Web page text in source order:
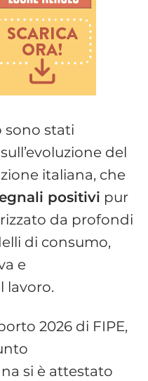
sono stati
del
italiana, che
positivi pur
da profondi
di consumo,
e
lavoro.
2026 di FIPE,
si è attestato